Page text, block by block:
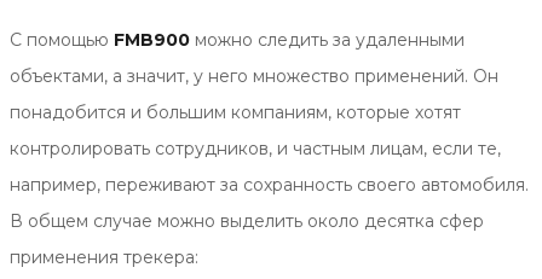
С помощью FMB900 можно следить за удаленными
объектами, а значит, у него множество применений. Он
понадобится и большим компаниям, которые хотят
контролировать сотрудников, и частным лицам, если те,
например, переживают за сохранность своего автомобиля.
В общем случае можно выделить около десятка сфер
применения трекера: